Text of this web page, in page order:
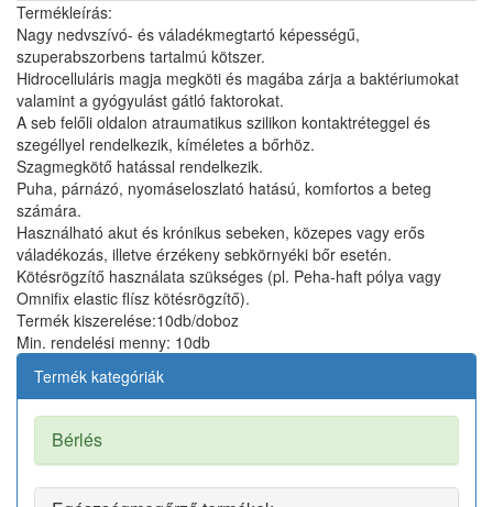
Termékleírás:
Nagy nedvszívó- és váladékmegtartó képességű,
szuperabszorbens tartalmú kötszer.
Hidrocelluláris magja megköti és magába zárja a baktériumokat
valamint a gyógyulást gátló faktorokat.
A seb felőli oldalon atraumatikus szilikon kontaktréteggel és
szegéllyel rendelkezik, kíméletes a bőrhöz.
Szagmegkötő hatással rendelkezik.
Puha, párnázó, nyomáseloszlató hatású, komfortos a beteg
számára.
Használható akut és krónikus sebeken, közepes vagy erős
váladékozás, illetve érzékeny sebkörnyéki bőr esetén.
Kötésrögzítő használata szükséges (pl. Peha-haft pólya vagy
Omnifix elastic flísz kötésrögzítő).
Termék kiszerelése:10db/doboz
Min. rendelési menny: 10db
Termék kategóriák
Bérlés